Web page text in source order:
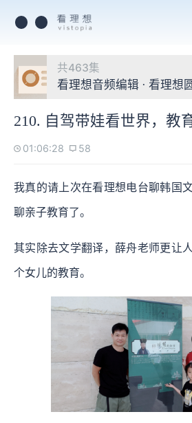
共463集
看理想音频编辑 · 看理想
210. 自驾带娃看世界，教
01:06:28 58
我真的请上次在看理想电台聊韩国
聊亲子教育了。
其实除去文学翻译，薛舟老师更让
个女儿的教育。